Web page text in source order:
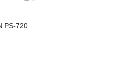
PS-720